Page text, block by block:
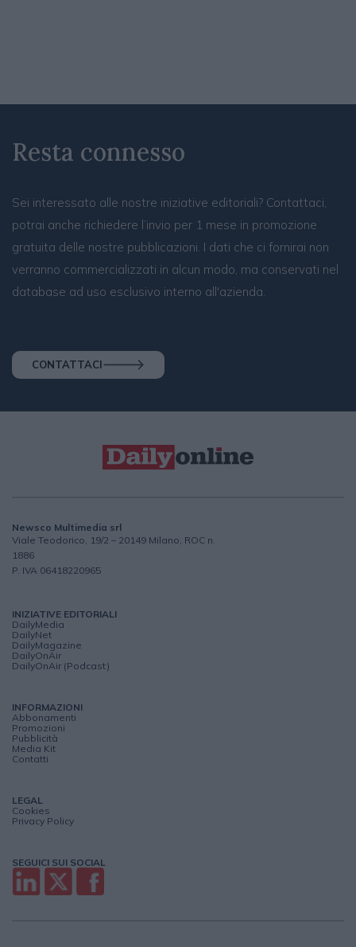
Resta connesso
Sei interessato alle nostre iniziative editoriali? Contattaci,
potrai anche richiedere l’invio per 1 mese in promozione
gratuita delle nostre pubblicazioni. I dati che ci fornirai non
verranno commercializzati in alcun modo, ma conservati nel
database ad uso esclusivo interno all'azienda.
CONTATTACI
Newsco Multimedia srl
Viale Teodorico, 19/2 – 20149 Milano, ROC n.
1886
P. IVA 06418220965
INIZIATIVE EDITORIALI
DailyMedia
DailyNet
DailyMagazine
DailyOnAir
DailyOnAir (Podcast)
INFORMAZIONI
Abbonamenti
Promozioni
Pubblicità
Media Kit
Contatti
LEGAL
Cookies
Privacy Policy
SEGUICI SUI SOCIAL